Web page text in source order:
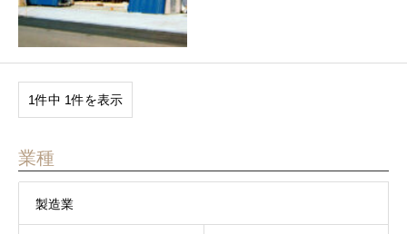
1件中 1件を表示
業種
製造業